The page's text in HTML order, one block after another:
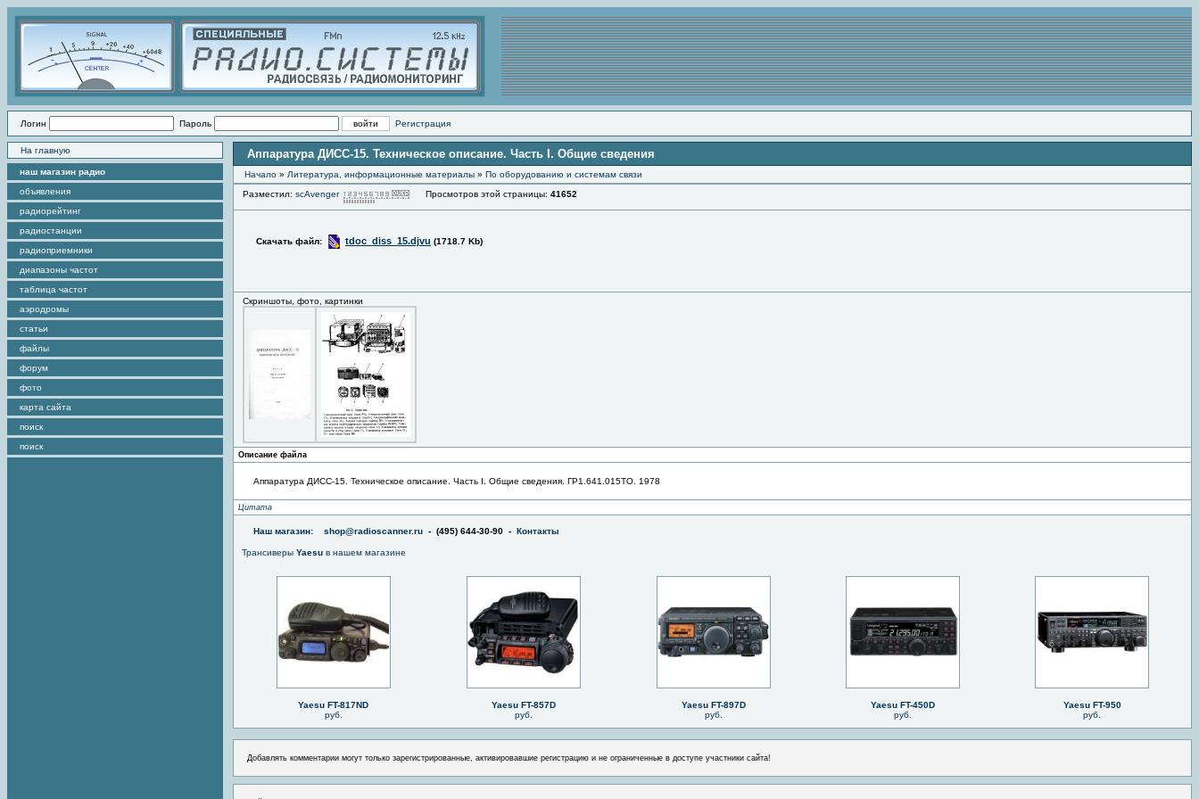
Логин Пароль Регистрация
На главную
наш магазин радио
объявления
радиорейтинг
радиостанции
радиоприемники
диапазоны частот
таблица частот
аэродромы
статьи
файлы
форум
фото
карта сайта
поиск
поиск
Аппаратура ДИСС-15. Техническое описание. Часть I. Общие сведения
Начало » Литература, информационные материалы » По оборудованию и системам связи
Разместил: scAvenger Просмотров этой страницы: 41652
Скачать файл: tdoc_diss_15.djvu (1718.7 Kb)
Скриншоты, фото, картинки
Описание файла
Аппаратура ДИСС-15. Техническое описание. Часть I. Общие сведения. ГР1.641.015ТО. 1978
Цитата
Наш магазин: shop@radioscanner.ru - (495) 644-30-90 - Контакты
Трансиверы Yaesu в нашем магазине
Yaesu FT-817ND
руб.
Yaesu FT-857D
руб.
Yaesu FT-897D
руб.
Yaesu FT-450D
руб.
Yaesu FT-950
руб.
Добавлять комментарии могут только зарегистрированные, активировавшие регистрацию и не ограниченные в доступе участники сайта!